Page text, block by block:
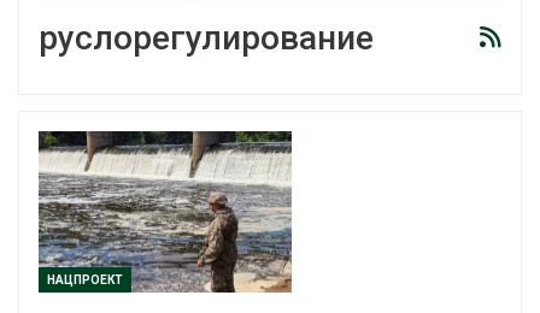
руслорегулирование
НАЦПРОЕКТ